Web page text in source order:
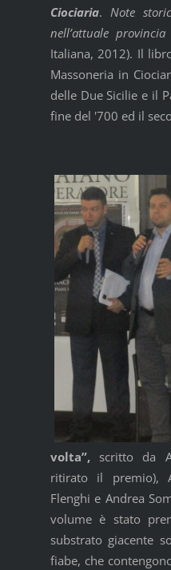
Ciociaria. Note
nell’attuale
Italiana, 2012). Il
Massoneria in
delle Due Sicilie e il
fine del '700 ed il
volta”,scritto da
ritirato il premio),
Flenghi e Andrea
volume è stato
substrato giacente
fiabe, che